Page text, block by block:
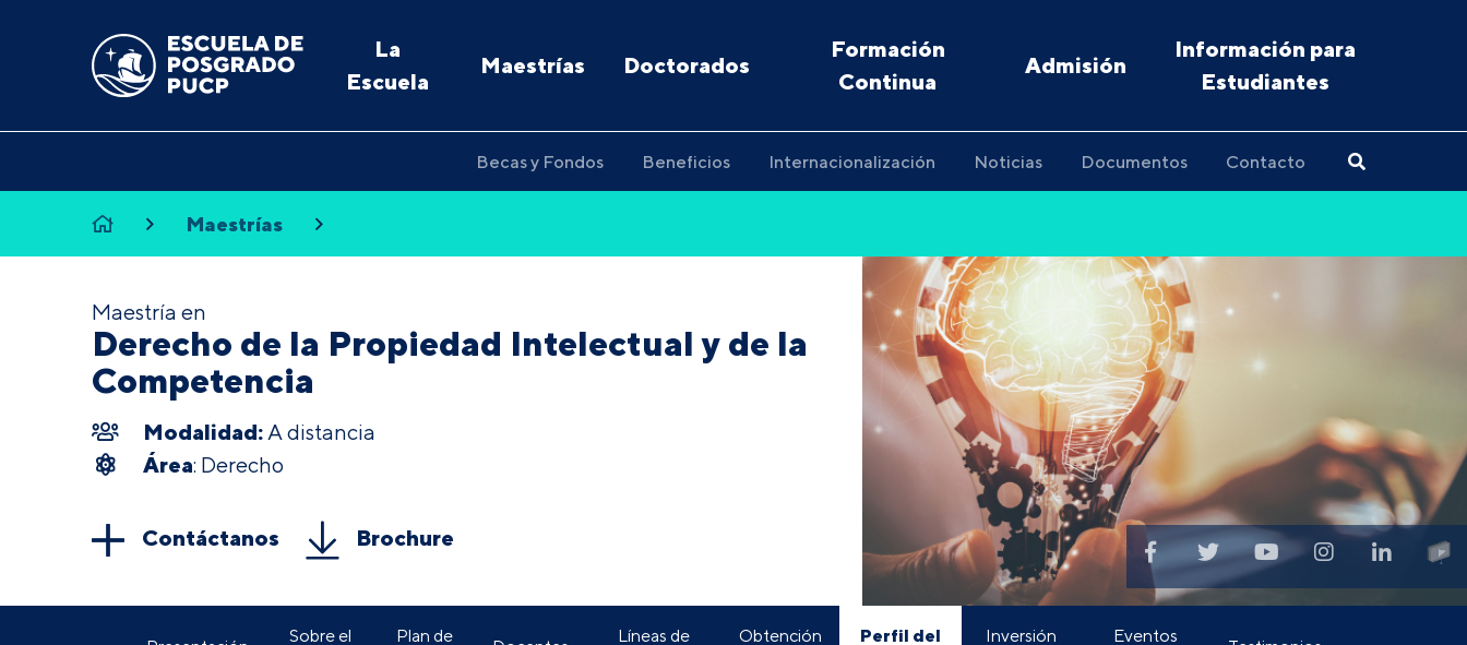
La
Escuela
Maestrías Doctorados
Formación
Continua
Admisión
Información para
Estudiantes
Becas y Fondos Beneficios Internacionalización Noticias Documentos Contacto
Maestrías
Maestría en
Derecho de la Propiedad Intelectual y de la
Competencia
Modalidad: A distancia
Área: Derecho
Contáctanos Brochure
Sobre el
Plan de
Líneas de
Obtención
Perfil del
Inversión
Eventos